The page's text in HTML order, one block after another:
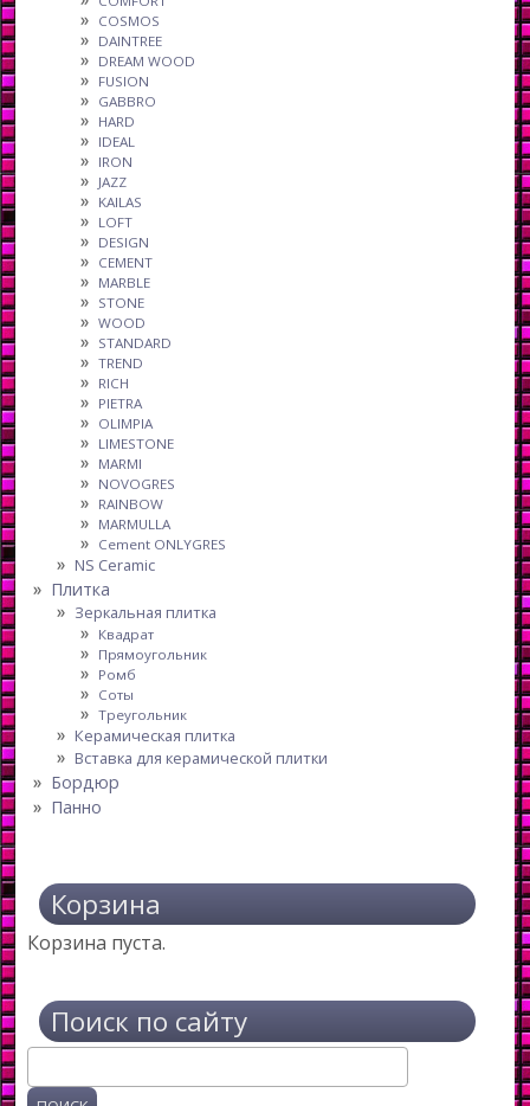
COSMOS
DAINTREE
DREAM WOOD
FUSION
GABBRO
HARD
IDEAL
IRON
JAZZ
KAILAS
LOFT
DESIGN
CEMENT
MARBLE
STONE
WOOD
STANDARD
TREND
RICH
PIETRA
OLIMPIA
LIMESTONE
MARMI
NOVOGRES
RAINBOW
MARMULLA
Cement ONLYGRES
NS Ceramic
Плитка
Зеркальная плитка
Квадрат
Прямоугольник
Ромб
Соты
Треугольник
Керамическая плитка
Вставка для керамической плитки
Бордюр
Панно
Корзина
Корзина пуста.
Поиск по сайту